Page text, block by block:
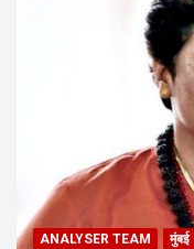
ANALYSER TEAM मुंबई